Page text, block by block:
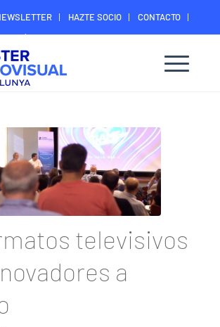
HAZTE SOCIO
CONTACTO
ÁREA DIGITAL SOCIOS
televisivos
a